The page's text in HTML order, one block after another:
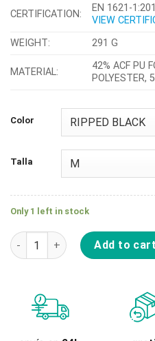
CERTIFICATION:
EN 1621-
VIEW
WEIGHT:
291 G
MATERIAL:
42% ACF PU
POLYESTER,
Color
Talla
Only 1 left in stock
Coderas Tsg Elbowguard
Add to cart